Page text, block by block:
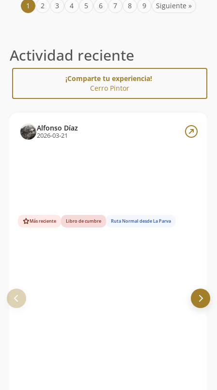
1 2 3 4 5 6 7 8 9 Siguiente »
Actividad reciente
¡Comparte tu experiencia!
Cerro Pintor
Alfonso Díaz
2026-03-21
Más reciente Libro de cumbre Ruta Normal desde La Parva